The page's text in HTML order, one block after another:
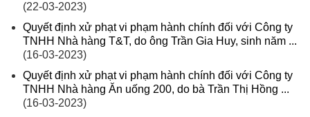
(22-03-2023)
Quyết định xử phạt vi phạm hành chính đối với Công ty
TNHH Nhà hàng T&T, do ông Trần Gia Huy, sinh năm ...
(16-03-2023)
Quyết định xử phạt vi phạm hành chính đối với Công ty
TNHH Nhà hàng Ăn uống 200, do bà Trần Thị Hồng ...
(16-03-2023)